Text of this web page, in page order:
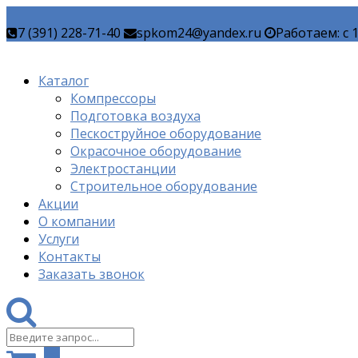
7 (391) 228-71-40 spkom24@yandex.ru Работаем: c
Каталог
Компрессоры
Подготовка воздуха
Пескоструйное оборудование
Окрасочное оборудование
Электростанции
Строительное оборудование
Акции
О компании
Услуги
Контакты
Заказать звонок